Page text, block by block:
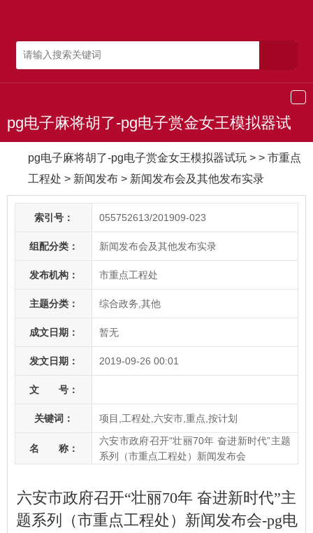
导
pg电子麻将胡了-pg电子赏金女王模拟器试
pg电子麻将胡了-pg电子赏金女王模拟器试玩 > > 市重点
工程处 > 新闻发布 > 新闻发布会及其他发布实录
索引号： 055752613/201909-023
组配分类： 新闻发布会及其他发布实录
发布机构： 市重点工程处
主题分类： 综合政务,其他
成文日期： 暂无
发文日期： 2019-09-26 00:01
文 号：
关键词： 项目,工程处,六安市,重点,按计划
名 称：
六安市政府召开“壮丽70年 奋进新时代”主题
系列（市重点工程处）新闻发布会
六安市政府召开“壮丽70年 奋进新时代”主
题系列（市重点工程处）新闻发布会-pg电